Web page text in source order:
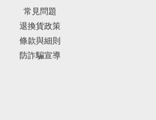
常見問題
退換貨政策
條款與細則
防詐騙宣導